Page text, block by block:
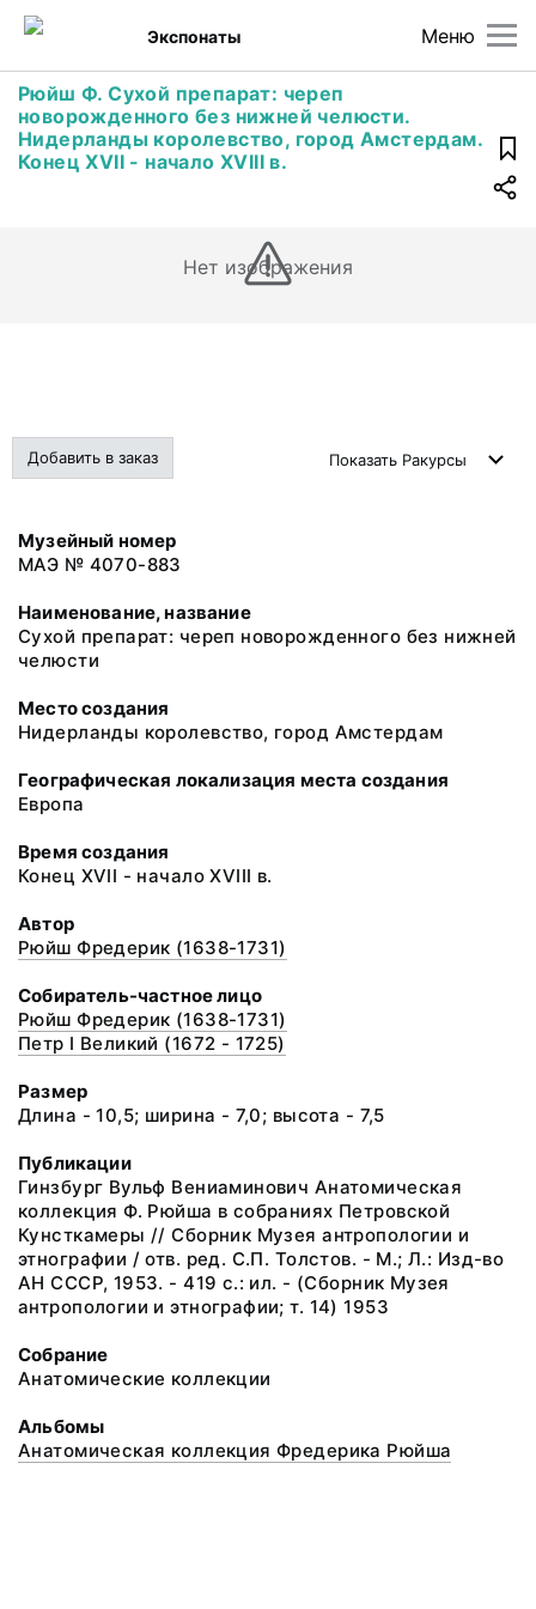
Меню
Экспонаты
Рюйш Ф. Сухой препарат: череп
новорожденного без нижней челюсти.
Нидерланды королевство, город Амстердам.
Конец ХVII - начало XVIII в.
Нет изображения
Добавить в заказ Показать Ракурсы
Музейный номер
МАЭ № 4070-883
Наименование, название
Сухой препарат: череп новорожденного без нижней
челюсти
Место создания
Нидерланды королевство, город Амстердам
Географическая локализация места создания
Европа
Время создания
Конец ХVII - начало XVIII в.
Автор
Рюйш Фредерик (1638-1731)
Собиратель-частное лицо
Рюйш Фредерик (1638-1731)
Петр I Великий (1672 - 1725)
Размер
Длина - 10,5; ширина - 7,0; высота - 7,5
Публикации
Гинзбург Вульф Вениаминович Анатомическая
коллекция Ф. Рюйша в собраниях Петровской
Кунсткамеры // Сборник Музея антропологии и
этнографии / отв. ред. С.П. Толстов. - М.; Л.: Изд-во
АН СССР, 1953. - 419 с.: ил. - (Сборник Музея
антропологии и этнографии; т. 14) 1953
Собрание
Анатомические коллекции
Альбомы
Анатомическая коллекция Фредерика Рюйша